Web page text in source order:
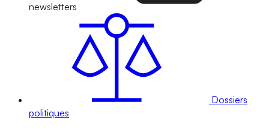
newsletters
Dossiers
politiques